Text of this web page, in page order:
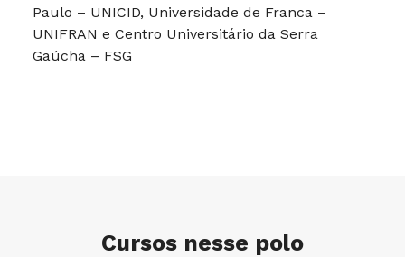
Paulo – UNICID, Universidade de Franca –
UNIFRAN e Centro Universitário da Serra
Gaúcha – FSG
Cursos nesse polo